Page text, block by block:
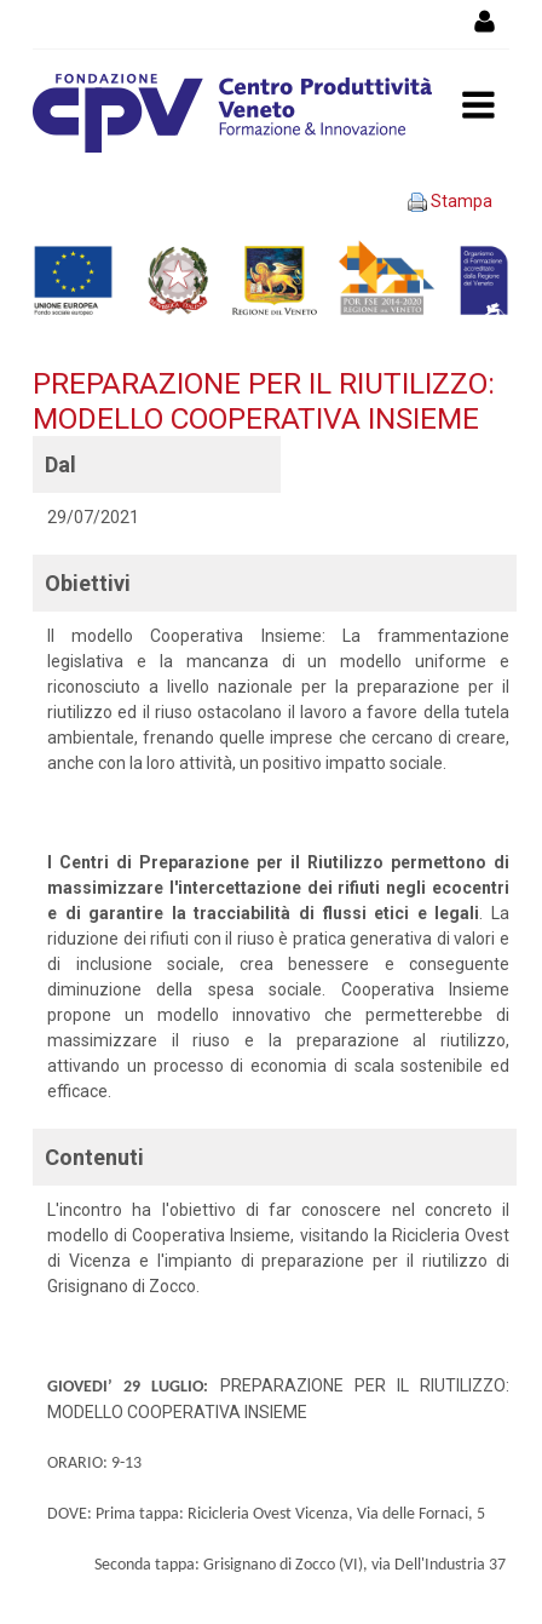
PREPARAZIONE PER IL
RIUTILIZZO: MODELLO
COOPERATIVA INSIEME -
formazione
Stampa
PREPARAZIONE PER IL RIUTILIZZO:
MODELLO COOPERATIVA INSIEME
Dal
29/07/2021
Obiettivi
Il modello Cooperativa Insieme: La frammentazione
legislativa e la mancanza di un modello uniforme e
riconosciuto a livello nazionale per la preparazione per il
riutilizzo ed il riuso ostacolano il lavoro a favore della tutela
ambientale, frenando quelle imprese che cercano di creare,
anche con la loro attività, un positivo impatto sociale.
I Centri di Preparazione per il Riutilizzo permettono di
massimizzare l'intercettazione dei rifiuti negli ecocentri
e di garantire la tracciabilità di flussi etici e legali. La
riduzione dei rifiuti con il riuso è pratica generativa di valori e
di inclusione sociale, crea benessere e conseguente
diminuzione della spesa sociale. Cooperativa Insieme
propone un modello innovativo che permetterebbe di
massimizzare il riuso e la preparazione al riutilizzo,
attivando un processo di economia di scala sostenibile ed
efficace.
Contenuti
L'incontro ha l'obiettivo di far conoscere nel concreto il
modello di Cooperativa Insieme, visitando la Ricicleria Ovest
di Vicenza e l'impianto di preparazione per il riutilizzo di
Grisignano di Zocco.
GIOVEDI’ 29 LUGLIO:
PREPARAZIONE PER IL RIUTILIZZO:
MODELLO COOPERATIVA INSIEME
ORARIO: 9-13
DOVE: Prima tappa: Ricicleria Ovest Vicenza, Via delle Fornaci, 5
Seconda tappa: Grisignano di Zocco (VI), via Dell'Industria 37